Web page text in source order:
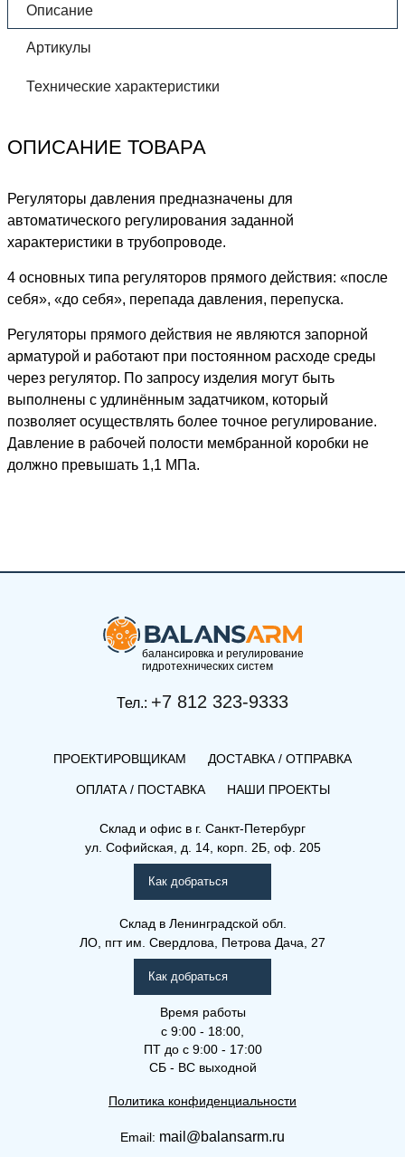
Описание
Артикулы
Технические характеристики
ОПИСАНИЕ ТОВАРА
Регуляторы давления предназначены для
автоматического регулирования заданной
характеристики в трубопроводе.
4 основных типа регуляторов прямого действия: «после
себя», «до себя», перепада давления, перепуска.
Регуляторы прямого действия не являются запорной
арматурой и работают при постоянном расходе среды
через регулятор. По запросу изделия могут быть
выполнены с удлинённым задатчиком, который
позволяет осуществлять более точное регулирование.
Давление в рабочей полости мембранной коробки не
должно превышать 1,1 МПа.
балансировка и регулирование
гидротехнических систем
Тел.: +7 812 323-9333
ПРОЕКТИРОВЩИКАМ ДОСТАВКА / ОТПРАВКА
ОПЛАТА / ПОСТАВКА НАШИ ПРОЕКТЫ
Склад и офис в г. Санкт-Петербург
ул. Софийская, д. 14, корп. 2Б, оф. 205
Как добраться
Склад в Ленинградской обл.
ЛО, пгт им. Свердлова, Петрова Дача, 27
Как добраться
Время работы
с 9:00 - 18:00,
ПТ до с 9:00 - 17:00
СБ - ВС выходной
Политика конфиденциальности
Email: mail@balansarm.ru